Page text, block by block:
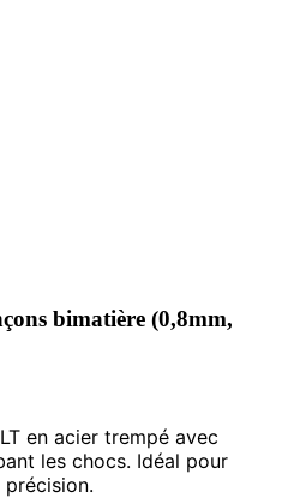
bimatière (0,8mm,
en acier trempé avec
les chocs. Idéal pour